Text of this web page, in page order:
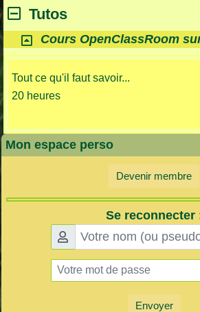
Tutos
Cours OpenClassRoom
Tout ce qu'il faut savoir...
20 heures
Mon espace perso
Devenir membre
Se reconnecter
Envoyer